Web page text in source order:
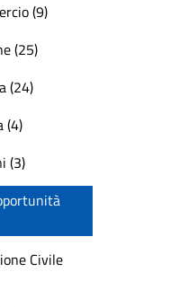
(9)
(25)
(24)
(4)
(3)
Civile